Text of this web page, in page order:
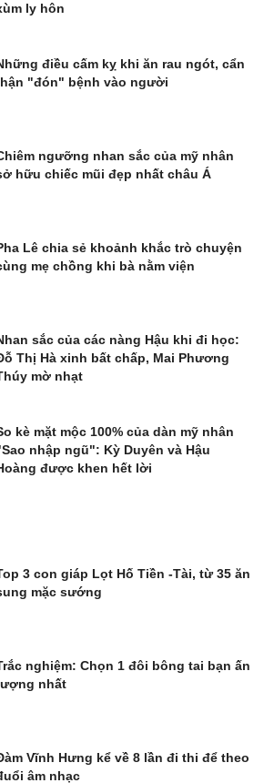
ly hôn
điều cấm kỵ khi ăn rau ngót, cẩn
"đón" bệnh vào người
ngưỡng nhan sắc của mỹ nhân
hữu chiếc mũi đẹp nhất châu Á
Lê chia sẻ khoảnh khắc trò chuyện
mẹ chồng khi bà nằm viện
sắc của các nàng Hậu khi đi học:
Thị Hà xinh bất chấp, Mai Phương
mờ nhạt
kè mặt mộc 100% của dàn mỹ nhân
nhập ngũ": Kỳ Duyên và Hậu
được khen hết lời
3 con giáp Lọt Hố Tiền -Tài, từ 35 ăn
mặc sướng
nghiệm: Chọn 1 đôi bông tai bạn ấn
nhất
Vĩnh Hưng kể về 8 lần đi thi để theo
âm nhạc